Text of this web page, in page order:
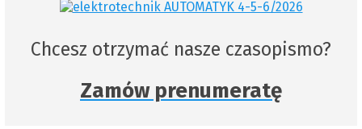
Chcesz otrzymać nasze czasopismo?
Zamów prenumeratę